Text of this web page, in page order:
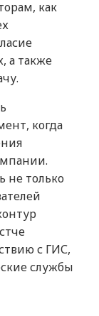
как
а также
когда
не только
с ГИС,
службы